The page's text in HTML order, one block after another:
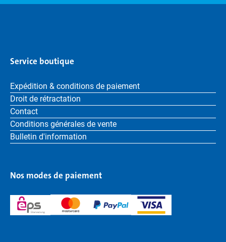
Service boutique
Expédition & conditions de paiement
Droit de rétractation
Contact
Conditions générales de vente
Bulletin d'information
Nos modes de paiement